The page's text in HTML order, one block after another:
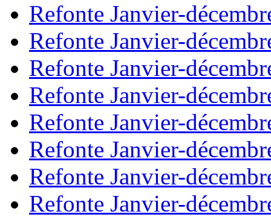
Refonte Janvier-
Refonte Janvier-
Refonte Janvier-
Refonte Janvier-
Refonte Janvier-
Refonte Janvier-
Refonte Janvier-
Refonte Janvier-